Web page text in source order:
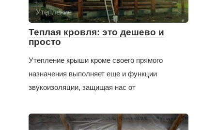
Утепление
Теплая кровля: это дешево и
просто
Утепление крыши кроме своего прямого
назначения выполняет еще и функции
звукоизоляции, защищая нас от